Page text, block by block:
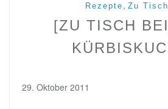
Rezepte , Zu
[ZU TISCH
29. Oktober 2011